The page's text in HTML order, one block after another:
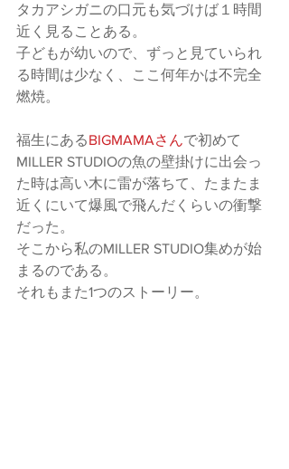
タカアシガニの口元も気づけば１時間
近く見ることある。
子どもが幼いので、ずっと見ていられ
る時間は少なく、ここ何年かは不完全
燃焼。
福生にあるBIGMAMAさんで初めて
MILLER STUDIOの魚の壁掛けに出会っ
た時は高い木に雷が落ちて、たまたま
近くにいて爆風で飛んだくらいの衝撃
だった。
そこから私のMILLER STUDIO集めが始
まるのである。
それもまた1つのストーリー。